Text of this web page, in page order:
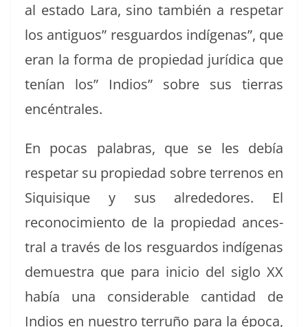
al esta­do Lara, sino tam­bién a respetar
los antigu­os” res­guar­dos indí­ge­nas”, que
eran la for­ma de propiedad jurídi­ca que
tenían los” Indios” sobre sus tier­ras
encéntrales.
En pocas pal­abras, que se les debía
respetar su propiedad sobre ter­renos en
Siquisique y sus alrede­dores. El
reconocimien­to de la propiedad ances­
tral a través de los res­guar­dos indí­ge­nas
demues­tra que para ini­cio del siglo XX
había una con­sid­er­able can­ti­dad de
Indios en nue­stro ter­ruño para la época,